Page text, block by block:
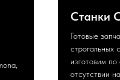
Станки
Готовые
строгальных
изготовим
отсутствии